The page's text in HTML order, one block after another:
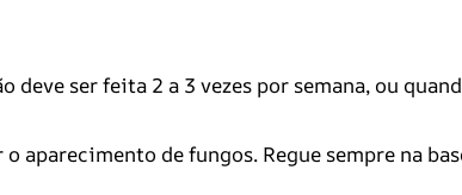
deve ser feita 2 a 3 vezes por semana, ou
aparecimento de fungos. Regue sempre na